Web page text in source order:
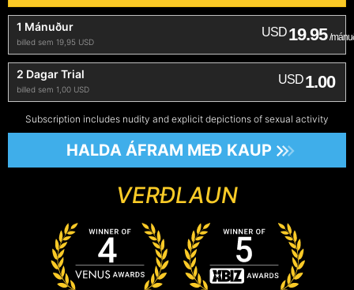
1 Mánuður
billed sem 19,95 USD
USD19.95 /
2 Dagar Trial
billed sem 1,00 USD
USD1.00
Subscription includes nudity and explicit depictions of sexual activity
HALDA ÁFRAM MEÐ KAUP
VERÐLAUN